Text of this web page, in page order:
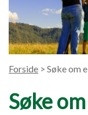
Forside > Søke om
Søke